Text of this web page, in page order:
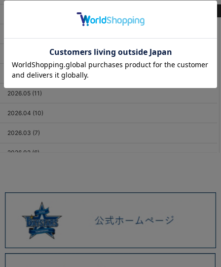
2026.06 (12)
2026.05 (11)
2026.04 (10)
2026.03 (7)
2026.02 (6)
2025.12 (3)
2025.11 (6)
2025.10 (5)
2025.09 (5)